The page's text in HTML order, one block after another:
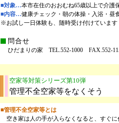
■対象…本市在住のおおむね65歳以上で介護
■内容…健康チェック・朝の体操・入浴・昼
※お試し一日体験も、随時受け付けていま
問合せ
ひだまりの家 TEL.552-1000 FAX.552-
空家等対策シリーズ第10弾
管理不全空家等をなくそう
■管理不全空家等とは
空き家は人の手が入らなくなると、すぐ